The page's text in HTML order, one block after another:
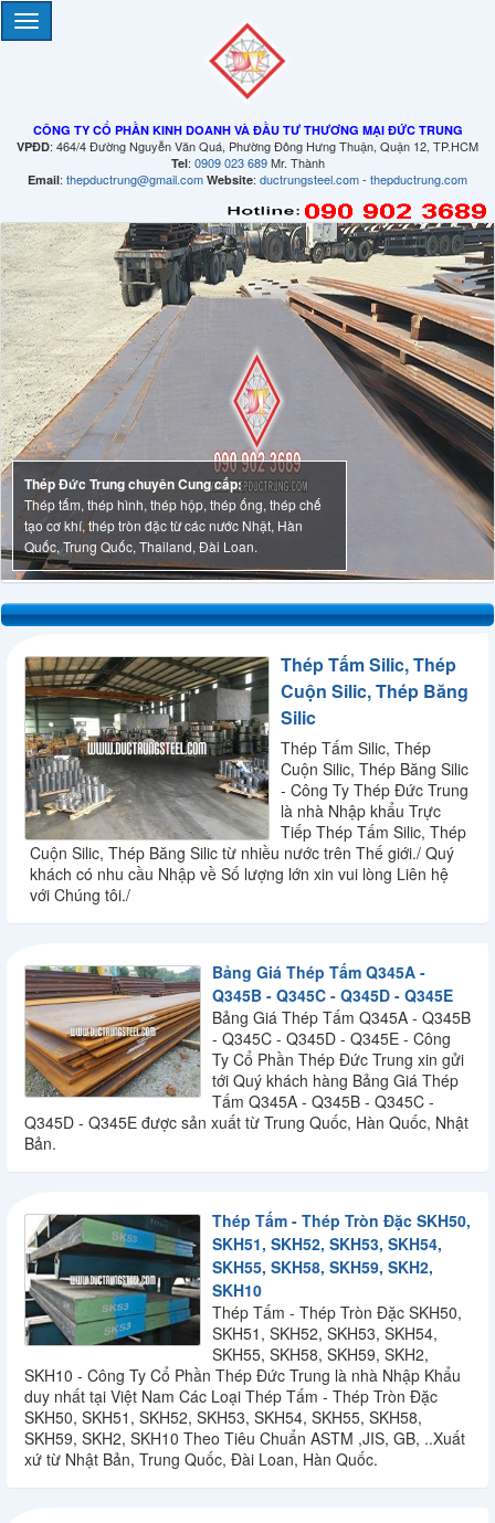
CÔNG TY CỔ PHẦN KINH DOANH VÀ ĐẦU TƯ THƯƠNG MẠI ĐỨC TRUNG
VPĐD: 464/4 Đường Nguyễn Văn Quá, Phường Đông Hưng Thuận, Quận 12, TP.HCM
Tel: 0909 023 689Mr. Thành
Email: thepductrung@gmail.com Website: ductrungsteel.com- thepductrung.com
Thép Đức Trung chuyên Cung cấp:
Thép tấm, thép hình, thép hộp, thép ống, thép chế
tạo cơ khí, thép tròn đặc từ các nước Nhật, Hàn
Quốc, Trung Quốc, Thailand, Đài Loan.
Thép Tấm Silic, Thép
Cuộn Silic, Thép Băng
Silic
Thép Tấm Silic, Thép
Cuộn Silic, Thép Băng Silic
- Công Ty Thép Đức Trung
là nhà Nhập khẩu Trực
Tiếp Thép Tấm Silic, Thép
Cuộn Silic, Thép Băng Silic từ nhiều nước trên Thế giới./ Quý
khách có nhu cầu Nhập về Số lượng lớn xin vui lòng Liên hệ
với Chúng tôi./
Bảng Giá Thép Tấm Q345A -
Q345B - Q345C - Q345D - Q345E
Bảng Giá Thép Tấm Q345A - Q345B
- Q345C - Q345D - Q345E - Công
Ty Cổ Phần Thép Đức Trung xin gửi
tới Quý khách hàng Bảng Giá Thép
Tấm Q345A - Q345B - Q345C -
Q345D - Q345E được sản xuất từ Trung Quốc, Hàn Quốc, Nhật
Bản.
Thép Tấm - Thép Tròn Đặc SKH50,
SKH51, SKH52, SKH53, SKH54,
SKH55, SKH58, SKH59, SKH2,
SKH10
Thép Tấm - Thép Tròn Đặc SKH50,
SKH51, SKH52, SKH53, SKH54,
SKH55, SKH58, SKH59, SKH2,
SKH10 - Công Ty Cổ Phần Thép Đức Trung là nhà Nhập Khẩu
duy nhất tại Việt Nam Các Loại Thép Tấm - Thép Tròn Đặc
SKH50, SKH51, SKH52, SKH53, SKH54, SKH55, SKH58,
SKH59, SKH2, SKH10 Theo Tiêu Chuẩn ASTM ,JIS, GB, ..Xuất
xứ từ Nhật Bản, Trung Quốc, Đài Loan, Hàn Quốc.